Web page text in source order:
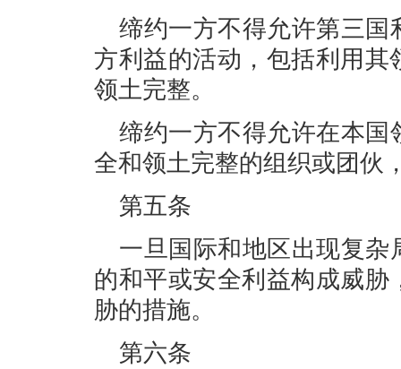
缔约一方不得允许第三国
方利益的活动，包括利用
领土完整。
缔约一方不得允许在本国
全和领土完整的组织或团伙
第五条
一旦国际和地区出现复
的和平或安全利益构成威
胁的措施。
第六条